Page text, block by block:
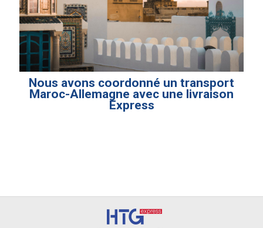
Nous avons coordonné un transport
Maroc-Allemagne avec une livraison
Express